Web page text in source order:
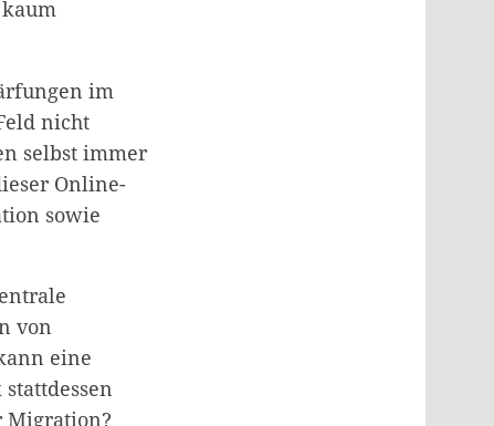
im
nicht
selbst immer
Online-
sowie
von
eine
Migration?